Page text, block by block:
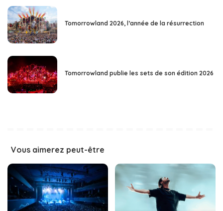
Tomorrowland 2026, l’année de la résurrection
Tomorrowland publie les sets de son édition 2026
Vous aimerez peut-être